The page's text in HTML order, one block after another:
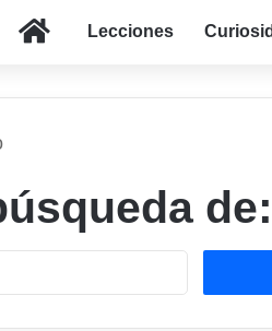
InicioLecciones
de:
Buscar: